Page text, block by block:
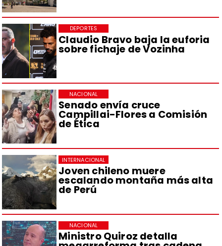
Claudio Bravo baja la euforia
sobre fichaje de Vozinha
DEPORTES
Senado envía cruce
Campillai-Flores a Comisión
de Ética
NACIONAL
Joven chileno muere
escalando montaña más alta
de Perú
INTERNACIONAL
Ministro Quiroz detalla
NACIONAL